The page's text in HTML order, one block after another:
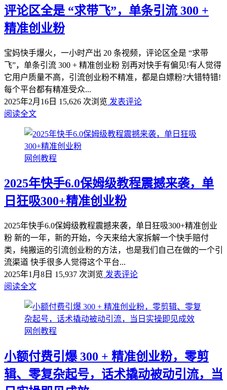
评论区全是 “求带飞”，单条引流 300 +
精准创业粉
宝妈快手爆火，一小时产出 20 条视频，评论区全是 “求带
飞”，单条引流 300 + 精准创业粉 别再对快手有偏见!有人觉得
它用户质量不高，引流创业粉不精准，都是白嫖粉?大错特错!
每个平台都有精准受众...
2025年2月16日 15,626 次浏览 发表评论
阅读全文
网创教程
2025年快手6.0保姆级教程震撼来袭，单
日狂吸300+精准创业粉
2025年快手6.0保姆级教程震撼来袭，单日狂吸300+精准创业
粉 新的一年，新的开始，今天来给大家拆解一个快手赔付
类，纯搬运的引流创业粉的方法，也是我们自己在做的一个引
流渠道 快手很多人觉得这个平台...
2025年1月8日 15,937 次浏览 发表评论
阅读全文
网创教程
小额付费引爆 300 + 精准创业粉，零剪
辑、零复杂起号，话术撬动被动引流，当